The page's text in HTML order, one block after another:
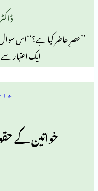
’’عصرِ حاضر کیا ہے؟‘‘اس
ایک اعتبار
خواتین کے